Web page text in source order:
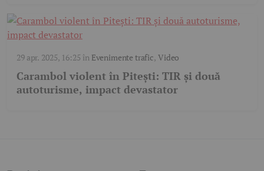
29 apr. 2025, 16:25 în Evenimente trafic, Video
Carambol violent în Pitești: TIR și două
autoturisme, impact devastator